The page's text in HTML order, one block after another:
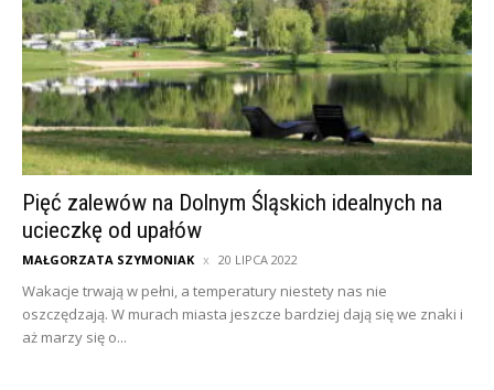
Pięć zalewów na Dolnym Śląskich idealnych na
ucieczkę od upałów
MAŁGORZATA SZYMONIAK 20 LIPCA 2022
Wakacje trwają w pełni, a temperatury niestety nas nie
oszczędzają. W murach miasta jeszcze bardziej dają się we znaki i
aż marzy się o...